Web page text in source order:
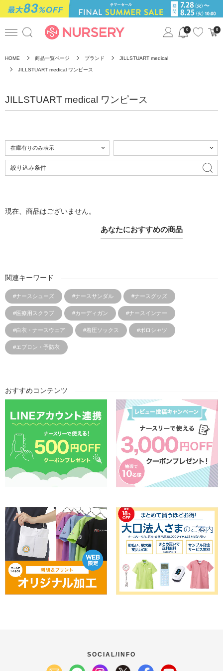
0 0
HOME 商品一覧ページ ブランド JILLSTUART medical
JILLSTUART medical ワンピース
JILLSTUART medical ワンピース
絞り込み条件
現在、商品はございません。
あなたにおすすめの商品
関連キーワード
#ナースシューズ #ナースサンダル #ナースグッズ
#医療用スクラブ #カーディガン #ナースインナー
#白衣・ナースウェア #着圧ソックス #ポロシャツ
#エプロン・予防衣
おすすめコンテンツ
SOCIAL/INFO